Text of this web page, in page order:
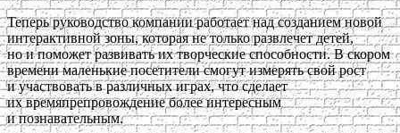
Теперь руководство компании работает над созданием новой
интерактивной зоны, которая не только развлечет детей,
но и поможет развивать их творческие способности. В скором
времени маленькие посетители смогут измерять свой рост
и участвовать в различных играх, что сделает
их времяпрепровождение более интересным
и познавательным.